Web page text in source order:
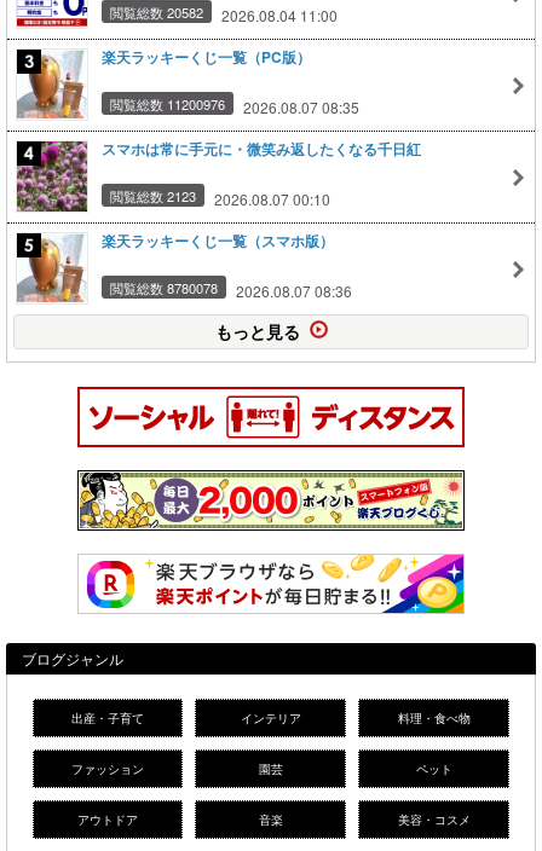
閲覧総数 20582 2026.08.04 11:00
楽天ラッキーくじ一覧（PC版）
閲覧総数 11200976 2026.08.07 08:35
スマホは常に手元に・微笑み返したくなる千日紅
閲覧総数 2123 2026.08.07 00:10
楽天ラッキーくじ一覧（スマホ版）
閲覧総数 8780078 2026.08.07 08:36
もっと見る
ブログジャンル
出産・子育て インテリア 料理・食べ物
ファッション 園芸 ペット
アウトドア 音楽 美容・コスメ